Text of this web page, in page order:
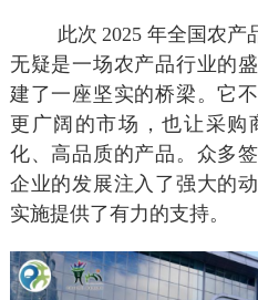
此次 2025 年全国农产
无疑是一场农产品行业的
建了一座坚实的桥梁。它
更广阔的市场，也让采购
化、高品质的产品。众多
企业的发展注入了强大的
实施提供了有力的支持。